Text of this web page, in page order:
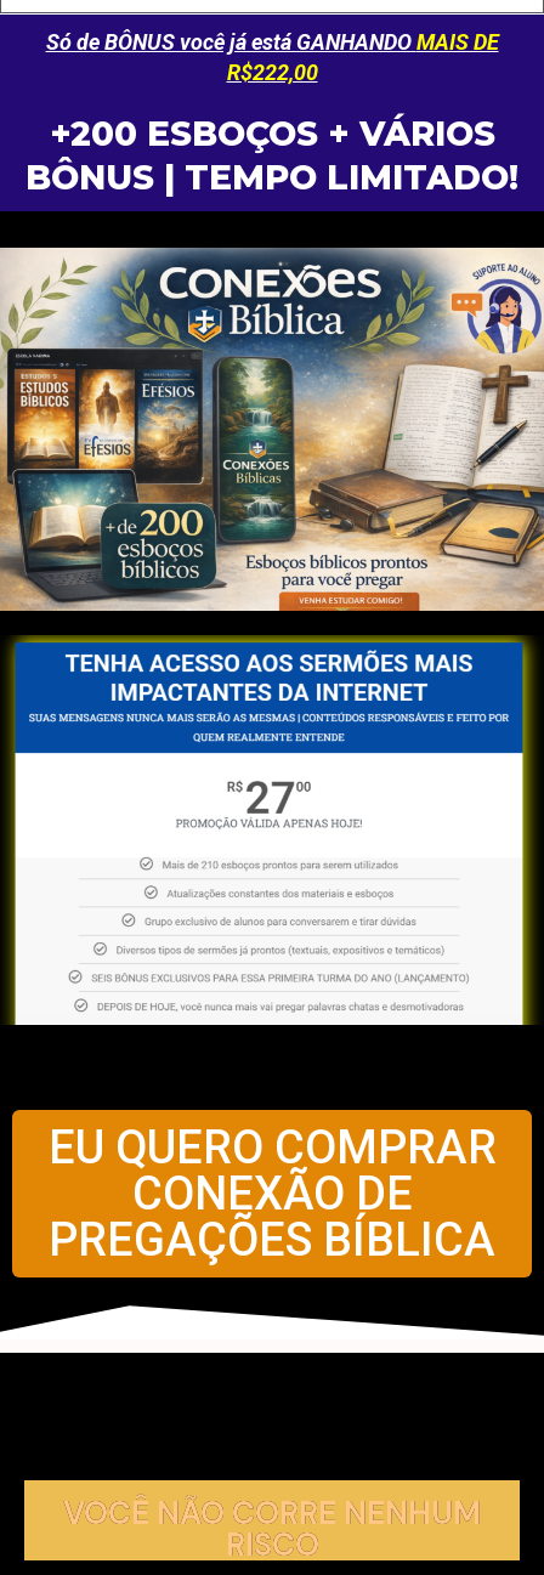
Só de BÔNUS você já está GANHANDOMAIS DE
R$222,00
+200 ESBOÇOS + VÁRIOS
BÔNUS | TEMPO LIMITADO!
EU QUERO COMPRAR
CONEXÃO DE
PREGAÇÕES BÍBLICA
VOCÊ NÃO CORRE NENHUM
RISCO